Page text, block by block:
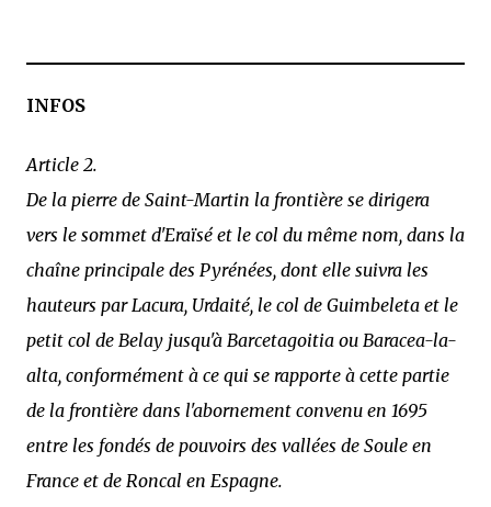
INFOS
Article 2.
De la pierre de Saint-Martin la frontière se dirigera
vers le sommet d'Eraïsé et le col du même nom, dans la
chaîne principale des Pyrénées, dont elle suivra les
hauteurs par Lacura, Urdaité, le col de Guimbeleta et le
petit col de Belay jusqu'à Barcetagoitia ou Baracea-la-
alta, conformément à ce qui se rapporte à cette partie
de la frontière dans l'abornement convenu en 1695
entre les fondés de pouvoirs des vallées de Soule en
France et de Roncal en Espagne.